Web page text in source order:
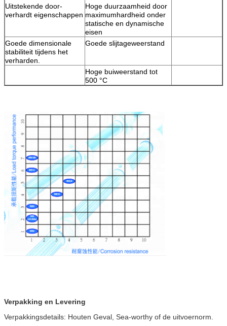
Uitstekende door-
verhardt eigenschappen
Hoge duurzaamheid door
maximumhardheid onder
statische en dynamische
eisen
Goede dimensionale
stabiliteit tijdens het
verharden.
Goede slijtageweerstand
Hoge buiweerstand tot
500 °C
Verpakking en Levering
Verpakkingsdetails: Houten Geval, Sea-worthy of de uitvoernorm.